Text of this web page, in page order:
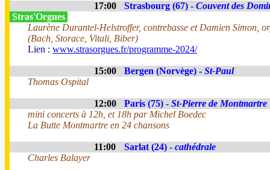
17:00 Strasbourg (67) - Couvent des
Stras'Orgues
Laurène Durantel-Helstroffer, contrebasse et Damien Simon,
(Bach, Storace, Vitali, Biber)
Lien : www.strasorgues.fr/programme-2024/
15:00 Bergen (Norvège) - St-Paul
Thomas Ospital
12:00 Paris (75) - St-Pierre de Montmartre
mini concerts à 12h, et 18h par Michel Boedec
La Butte Montmartre en 24 chansons
11:00 Sarlat (24) - cathédrale
Charles Balayer